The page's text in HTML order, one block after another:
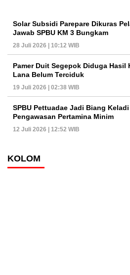
Solar Subsidi Parepare Dikuras
Jawab SPBU KM 3 Bungkam
28 Juli 2026 | 10:12 WIB
Pamer Duit Segepok Diduga Hasil
Lana Belum Terciduk
19 Juli 2026 | 02:38 WIB
SPBU Pettuadae Jadi Biang
Pengawasan Pertamina Minim
12 Juli 2026 | 12:52 WIB
KOLOM